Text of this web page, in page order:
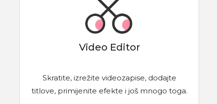
Video Editor
Skratite, izrežite videozapise, dodajte
titlove, primijenite efekte i još mnogo toga.